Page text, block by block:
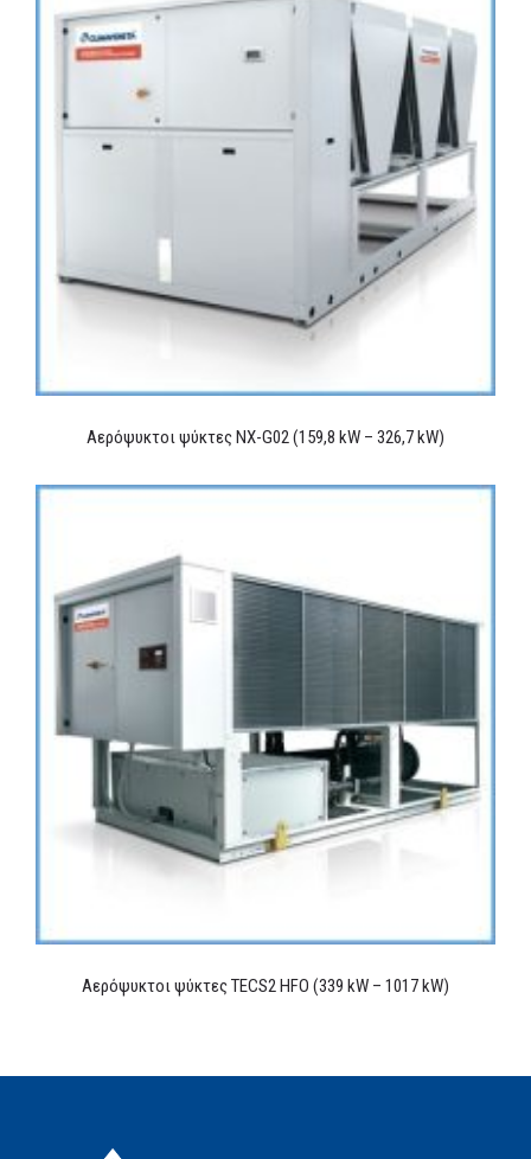
Αερόψυκτοι ψύκτες NX-G02 (159,8 kW – 326,7 kW)
Αερόψυκτοι ψύκτες TECS2 HFO (339 kW – 1017 kW)